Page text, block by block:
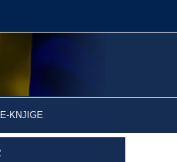
E-KNJIGE